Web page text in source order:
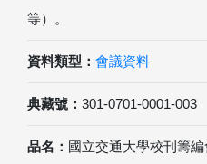
等）。
資料類型： 會議資料
典藏號： 301-0701-0001-003
品名： 國立交通大學校刊籌